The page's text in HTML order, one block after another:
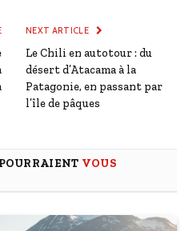
NEXT ARTICLE
Le Chili en autotour : du
désert d’Atacama à la
Patagonie, en passant par
l’île de pâques
VOUS